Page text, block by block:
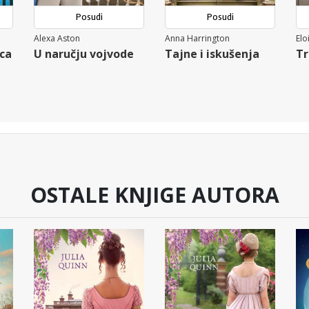
Posudi
Alexa Aston
U naručju vojvode
Posudi
Anna Harrington
Tajne i iskušenja
OSTALE KNJIGE AUTORA